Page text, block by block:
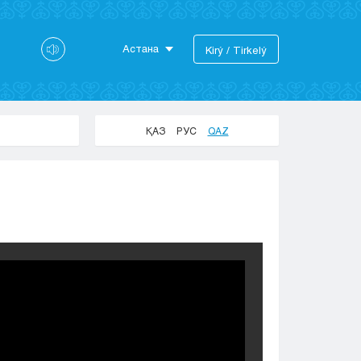
Астана
Aktobe
Kostanaı
Kіrý / Tіrkelý
ҚАЗ РУС QAZ